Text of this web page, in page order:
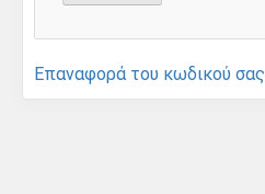
Επαναφορά του κωδικού σας